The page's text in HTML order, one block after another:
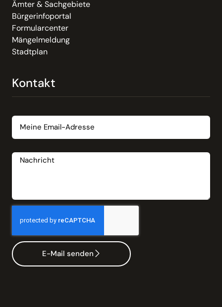
Ämter & Sachgebiete
Bürgerinfoportal
Formularcenter
Mängelmeldung
Stadtplan
Kontakt
E-Mail senden